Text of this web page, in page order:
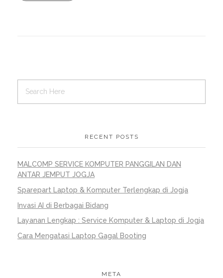
RECENT POSTS
MALCOMP SERVICE KOMPUTER PANGGILAN DAN
ANTAR JEMPUT JOGJA
Sparepart Laptop & Komputer Terlengkap di Jogja
Invasi AI di Berbagai Bidang
Layanan Lengkap : Service Komputer & Laptop di Jogja
Cara Mengatasi Laptop Gagal Booting
META